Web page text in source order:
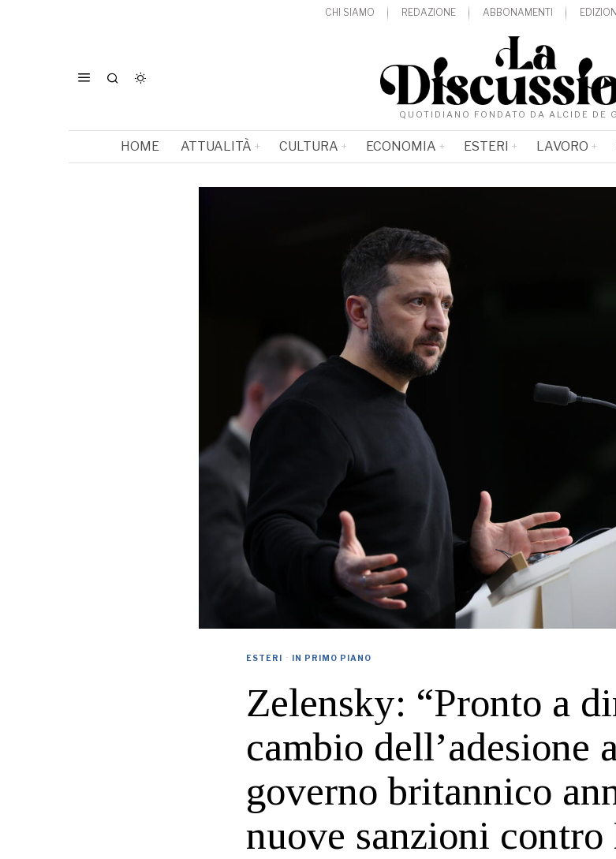
CHI SIAMO REDAZIONE ABBONAMENTI
QUOTIDIANO FONDATO DA ALCIDE DE
HOME ATTUALITÀ CULTURA ECONOMIA ESTERI LAVORO
ESTERI · IN PRIMO PIANO
Zelensky: “Pronto a
cambio dell’adesione
governo britannico
nuove sanzioni contro